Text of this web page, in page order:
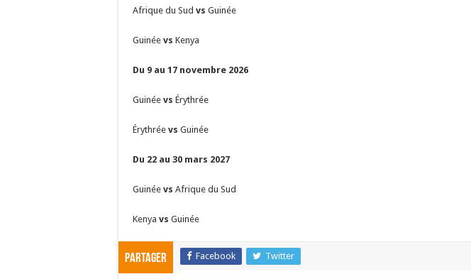
Afrique du Sud vs Guinée
Guinée vs Kenya
Du 9 au 17 novembre 2026
Guinée vs Érythrée
Érythrée vs Guinée
Du 22 au 30 mars 2027
Guinée vs Afrique du Sud
Kenya vs Guinée
Partager Facebook Twitter